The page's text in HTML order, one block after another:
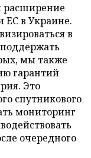
расширение
ЕС в Украине.
в
мы также
гарантий
Это
спутникового
мониторинг
очередного